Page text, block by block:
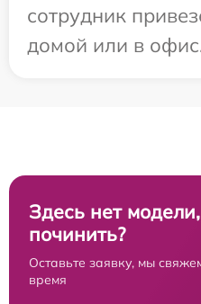
сотрудник
домой или в
Здесь нет
починить?
Оставьте заявку, мы
время